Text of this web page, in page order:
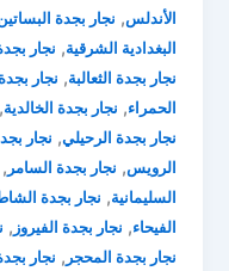
الأندلس, نجار بجدة
البغدادية الشرقية, نجار
نجار بجدة الثعالبة, نجار بجدة
الحمراء, نجار بجدة الخالدية,
نجار بجدة الرحيلي, نجار
الرويس, نجار بجدة السامر ,
السليمانية, نجار بجدة
الفيحاء, نجار بجدة الفيروز ,
نجار بجدة المحجر , نجار